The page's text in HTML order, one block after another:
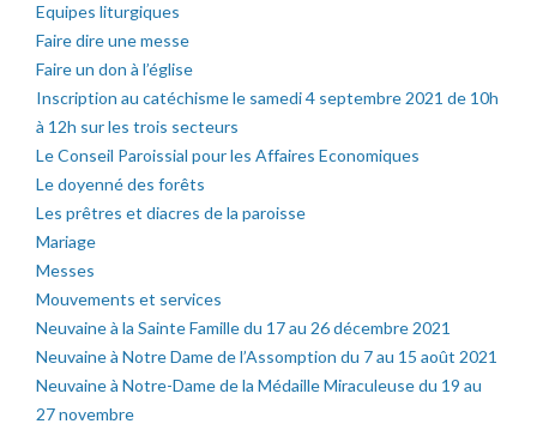
Equipes liturgiques
Faire dire une messe
Faire un don à l’église
Inscription au catéchisme le samedi 4 septembre 2021 de 10h
à 12h sur les trois secteurs
Le Conseil Paroissial pour les Affaires Economiques
Le doyenné des forêts
Les prêtres et diacres de la paroisse
Mariage
Messes
Mouvements et services
Neuvaine à la Sainte Famille du 17 au 26 décembre 2021
Neuvaine à Notre Dame de l’Assomption du 7 au 15 août 2021
Neuvaine à Notre-Dame de la Médaille Miraculeuse du 19 au
27 novembre